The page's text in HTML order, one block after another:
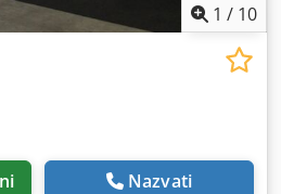
1 / 10
Nazvati